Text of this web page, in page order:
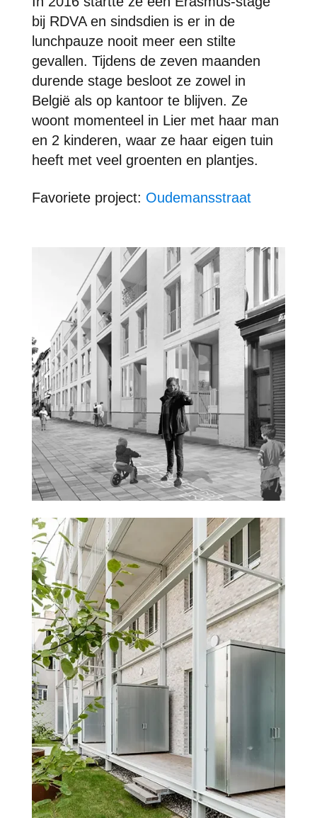
bij RDVA en sindsdien is er in de
lunchpauze nooit meer een stilte
gevallen. Tijdens de zeven maanden
durende stage besloot ze zowel in
België als op kantoor te blijven. Ze
woont momenteel in Lier met haar man
en 2 kinderen, waar ze haar eigen tuin
heeft met veel groenten en plantjes.
Favoriete project: Oudemansstraat